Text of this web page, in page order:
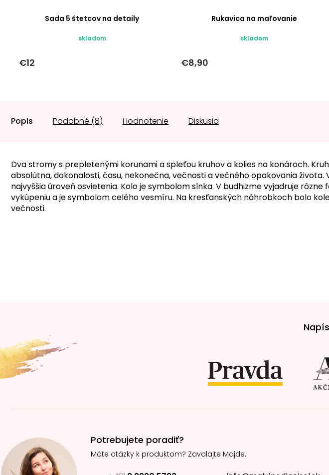
Sada 5 štetcov na detaily
skladom
€12
Rukavica na maľovanie
skladom
€8,90
Popis Podobné (8) Hodnotenie Diskusia
Dva stromy s prepletenými korunami a spleťou kruhov a kolies na konároch.
absolútna, dokonalosti, času, nekonečna, večnosti a večného opakovania života.
najvyššia úroveň osvietenia. Kolo je symbolom slnka. V budhizme vyjadruje
vykúpeniu a je symbolom celého vesmíru. Na kresťanských náhrobkoch bolo
večnosti.
t
i
e
Potrebujete poradiť?
Máte otázky k produktom? Zavolajte Majde.